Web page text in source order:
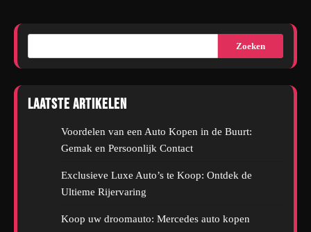
Zoeken
Laatste artikelen
Voordelen van een Auto Kopen in de Buurt:
Gemak en Persoonlijk Contact
Exclusieve Luxe Auto’s te Koop: Ontdek de
Ultieme Rijervaring
Koop uw droomauto: Mercedes auto kopen